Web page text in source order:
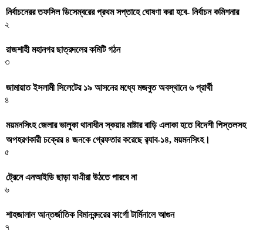
নির্বাচনেরর তফসিল ডিসেম্বরের প্রথম সপ্তাহে ঘোষণা করা হবে- নির্বাচন কমিশনার
২
রাজশাহী মহানগর ছাত্রদলের কমিটি গঠন
৩
জামায়াত ইসলামী সিলেটের ১৯ আসনের মধ্যে মজবুত অবস্থানে ৬ প্রার্থী
৪
ময়মনসিংহ জেলার ভালুকা থানাধীন স্কয়ার মাষ্টার বাড়ি এলাকা হতে বিদেশী পিস্তলসহ
অপহরণকারী চক্রের ৪ জনকে গ্রেফতার করেছে র‌্যাব-১৪, ময়মনসিংহ।
৫
ট্রেনে এনআইডি ছাড়া যাএীরা উঠতে পারবে না
৬
শাহজালাল আন্তর্জাতিক বিমানবন্দরের কার্গো টার্মিনালে আগুন
৭